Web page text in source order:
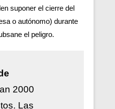
suponer el cierre del
o autónomo) durante
el peligro.
2000
Las